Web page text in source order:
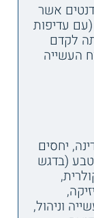
אשר
עדיפות
לקדם
העשייה
יחסים
(בדגש
וניהול,